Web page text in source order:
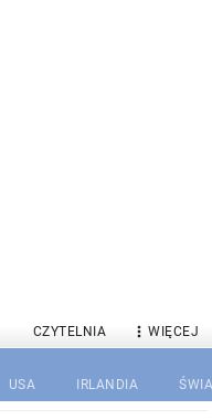
CZYTELNIA  WIĘCEJ
USA IRLANDIA